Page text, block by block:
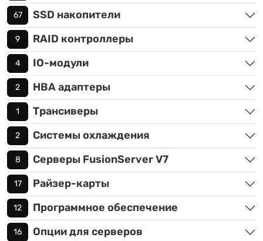
67 SSD накопители
9 RAID контроллеры
4 IO-модули
2 HBA адаптеры
1 Трансиверы
2 Системы охлаждения
8 Серверы FusionServer V7
17 Райзер-карты
12 Программное обеспечение
16 Опции для серверов